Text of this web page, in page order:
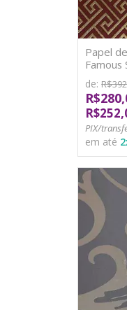
Papel
Famous
TNT
de:
PIX/
em até 2